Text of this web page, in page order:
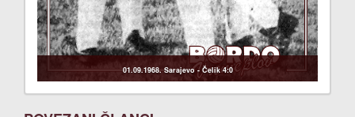
01.09.1968. Sarajevo - Čelik 4:0